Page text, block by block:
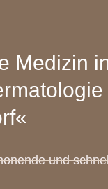
Medizin
und